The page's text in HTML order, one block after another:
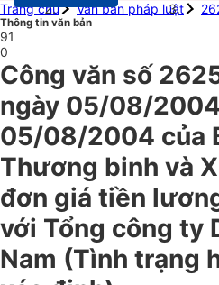
Trang chủ
Văn bản pháp luật
Thông tin văn bản
91
0
Công văn số
ngày 05/08/
05/08/2004 của
Thương binh và
đơn giá tiền
với Tổng công ty
Nam (Tình trạng